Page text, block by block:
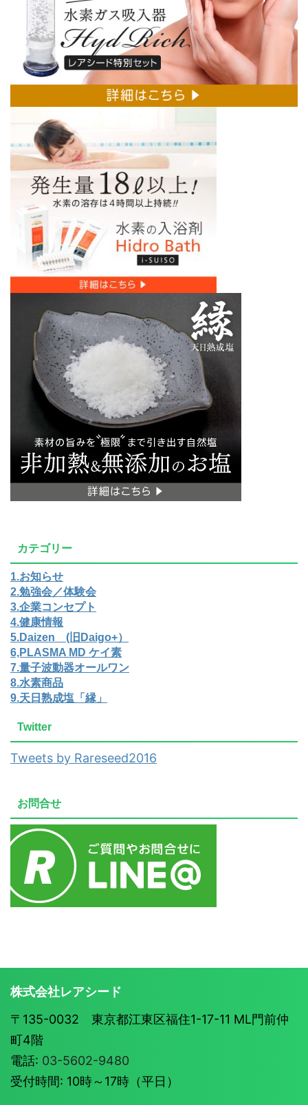
カテゴリー
1.お知らせ
2.勉強会／体験会
3.企業コンセプト
4.健康情報
5.Daizen (旧Daigo+）
6,PLASMA MD ケイ素
7.量子波動器オールワン
8.水素商品
9.天日熟成塩「縁」
Twitter
Tweets by Rareseed2016
お問合せ
株式会社レアシード
〒135-0032 東京都江東区福住1-17-11 ML門前仲
町4階
電話: 03-5602-9480
受付時間: 10時～17時（平日）